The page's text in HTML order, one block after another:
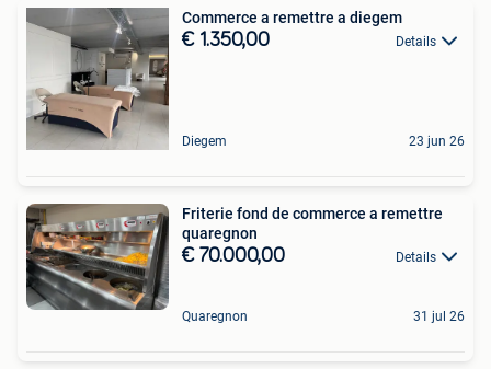
Commerce a remettre a diegem
€ 1.350,00 Details
Diegem 23 jun 26
Friterie fond de commerce a remettre
quaregnon
€ 70.000,00 Details
Quaregnon 31 jul 26